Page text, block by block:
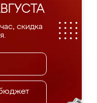
скидка